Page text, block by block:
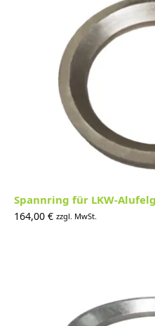
Spannring für LKW-
164,00 € zzgl. MwSt.